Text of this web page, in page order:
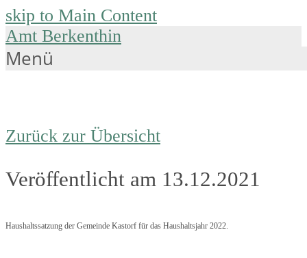
skip to Main Content
Amt Berkenthin
Menü
Zurück zur Übersicht
Veröffentlicht am 13.12.2021
Haushaltssatzung der Gemeinde Kastorf für das Haushaltsjahr 2022.